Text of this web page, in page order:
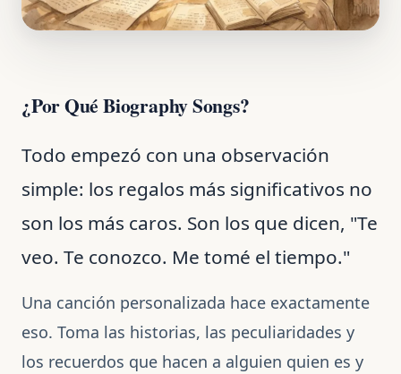
¿Por Qué Biography Songs?
Todo empezó con una observación
simple: los regalos más significativos no
son los más caros. Son los que dicen, "Te
veo. Te conozco. Me tomé el tiempo."
Una canción personalizada hace exactamente
eso. Toma las historias, las peculiaridades y
los recuerdos que hacen a alguien quien es y